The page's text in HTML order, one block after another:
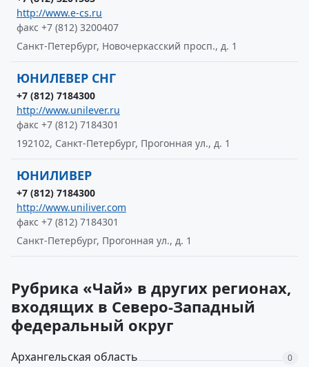
http://www.e-cs.ru
факс +7 (812) 3200407
Санкт-Петербург, Новочеркасский просп., д. 1
ЮНИЛЕВЕР СНГ
+7 (812) 7184300
http://www.unilever.ru
факс +7 (812) 7184301
192102, Санкт-Петербург, Прогонная ул., д. 1
ЮНИЛИВЕР
+7 (812) 7184300
http://www.uniliver.com
факс +7 (812) 7184301
Санкт-Петербург, Прогонная ул., д. 1
Рубрика «Чай» в других регионах,
входящих в Северо-Западный
федеральный округ
Архангельская область 0